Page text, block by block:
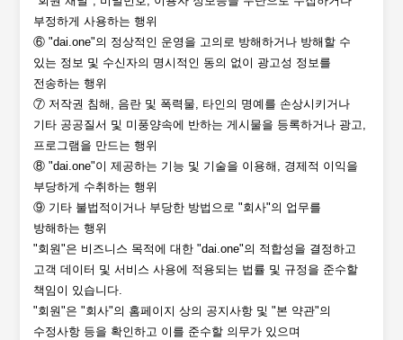
부정하게 사용하는 행위
⑥ "dai.one"의 정상적인 운영을 고의로 방해하거나 방해할 수
있는 정보 및 수신자의 명시적인 동의 없이 광고성 정보를
전송하는 행위
⑦ 저작권 침해, 음란 및 폭력물, 타인의 명예를 손상시키거나
기타 공공질서 및 미풍양속에 반하는 게시물을 등록하거나 광고,
프로그램을 만드는 행위
⑧ "dai.one"이 제공하는 기능 및 기술을 이용해, 경제적 이익을
부당하게 수취하는 행위
⑨ 기타 불법적이거나 부당한 방법으로 "회사"의 업무를
방해하는 행위
"회원"은 비즈니스 목적에 대한 "dai.one"의 적합성을 결정하고
고객 데이터 및 서비스 사용에 적용되는 법률 및 규정을 준수할
책임이 있습니다.
"회원"은 "회사"의 홈페이지 상의 공지사항 및 "본 약관"의
수정사항 등을 확인하고 이를 준수할 의무가 있으며